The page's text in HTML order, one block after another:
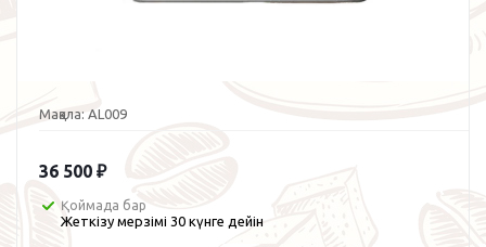
Мақала: AL009
36 500 ₽
Қоймада бар
Жеткізу мерзімі 30 күнге дейін